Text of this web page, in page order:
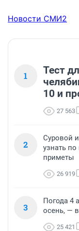
Новости СМИ2
1
Тест
10 и
27 563
2
Суровой
узнать
приметы
26 919
3
Погода 4
осень, —
25 421